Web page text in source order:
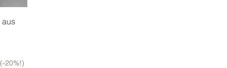
aus
20%!)